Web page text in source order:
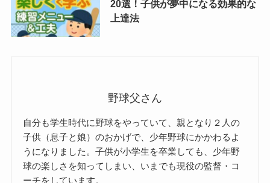
20選！子供が夢中になる効果的な
上達法
野球父さん
自分も学生時代に野球をやっていて、親となり２人の
子供（息子と娘）のおかげで、少年野球にかかわるよ
うになりました。子供が小学生を卒業しても、少年野
球の楽しさを知ってしまい、いまでも現役の監督・コ
ーチをしています。